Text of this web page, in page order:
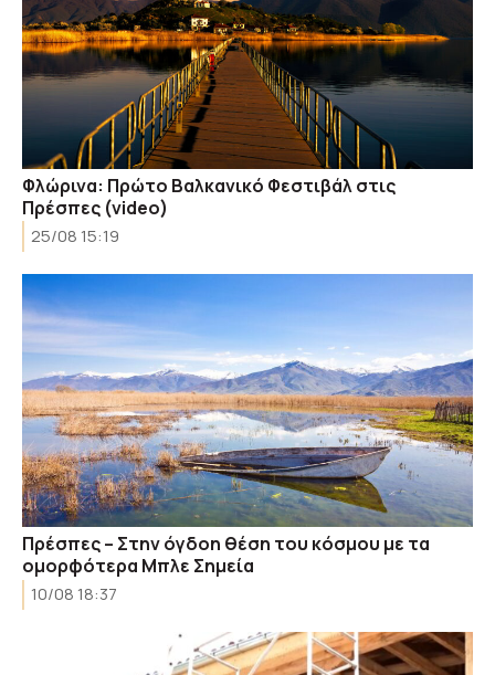
Φλώρινα: Πρώτο Βαλκανικό Φεστιβάλ στις
Πρέσπες (video)
25/08 15:19
Πρέσπες – Στην όγδοη θέση του κόσμου με τα
ομορφότερα Μπλε Σημεία
10/08 18:37